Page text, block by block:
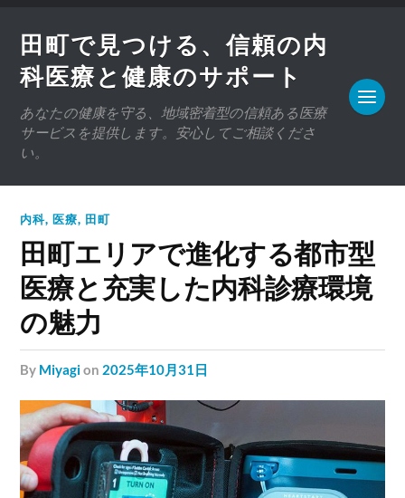
田町で見つける、信頼の内
科医療と健康のサポート
あなたの健康を守る、地域密着型の信頼ある医療
サービスを提供します。安心してご相談くださ
い。
内科, 医療, 田町
田町エリアで進化する都市型
医療と充実した内科診療環境
の魅力
by Miyagion 2025年10月31日